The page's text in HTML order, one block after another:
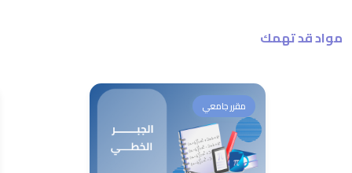
مواد قد تهمك
مقرر جامعي